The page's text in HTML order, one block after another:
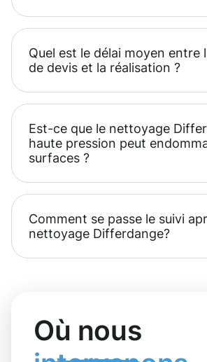
Quel est le délai moyen entre
de devis et la réalisation ?
Est-ce que le nettoyage
haute pression peut
surfaces ?
Comment se passe le suivi
nettoyage Differdange?
Où nous